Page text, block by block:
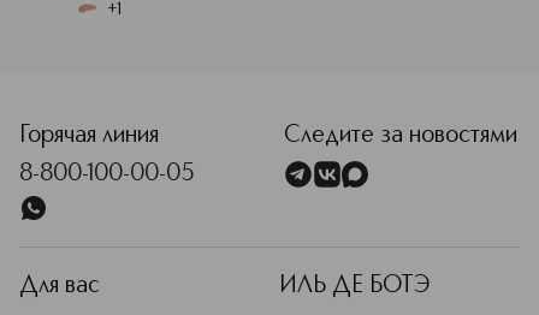
+1
Горячая линия
8-800-100-00-05
Следите за новостями
Для вас ИЛЬ ДЕ БОТЭ